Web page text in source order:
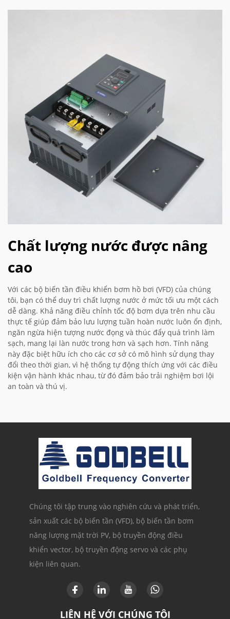
Chất lượng nước được nâng
cao
Với các bộ biến tần điều khiển bơm hồ bơi (VFD) của chúng
tôi, bạn có thể duy trì chất lượng nước ở mức tối ưu một cách
dễ dàng. Khả năng điều chỉnh tốc độ bơm dựa trên nhu cầu
thực tế giúp đảm bảo lưu lượng tuần hoàn nước luôn ổn định,
ngăn ngừa hiện tượng nước đọng và thúc đẩy quá trình làm
sạch, mang lại làn nước trong hơn và sạch hơn. Tính năng
này đặc biệt hữu ích cho các cơ sở có mô hình sử dụng thay
đổi theo thời gian, vì hệ thống tự động thích ứng với các điều
kiện vận hành khác nhau, từ đó đảm bảo trải nghiệm bơi lội
an toàn và thú vị.
Chúng tôi tập trung vào nghiên cứu và phát triển,
sản xuất các bộ biến tần (VFD), bộ biến tần bơm
năng lượng mặt trời PV, bộ truyền động điều
khiển vector, bộ truyền động servo và các phụ
kiện liên quan.
LIÊN HỆ VỚI CHÚNG TÔI